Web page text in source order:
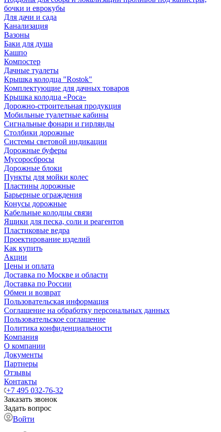
бочки и еврокубы
Для дачи и сада
Канализация
Вазоны
Баки для душа
Кашпо
Компостер
Дачные туалеты
Крышка колодца "Rostok"
Комплектующие для дачных товаров
Крышка колодца «Роса»
Дорожно-строительная продукция
Мобильные туалетные кабины
Сигнальные фонари и гирлянды
Столбики дорожные
Системы световой индикации
Дорожные буферы
Мусоросбросы
Дорожные блоки
Пункты для мойки колес
Пластины дорожные
Барьерные ограждения
Конусы дорожные
Кабельные колодцы связи
Ящики для песка, соли и реагентов
Пластиковые ведра
Проектирование изделий
Как купить
Акции
Цены и оплата
Доставка по Москве и области
Доставка по России
Обмен и возврат
Пользовательская информация
Соглашение на обработку персональных данных
Пользовательское соглашение
Политика конфиденциальности
Компания
О компании
Документы
Партнеры
Отзывы
Контакты
+7 495 032-76-32
Заказать звонок
Задать вопрос
Войти